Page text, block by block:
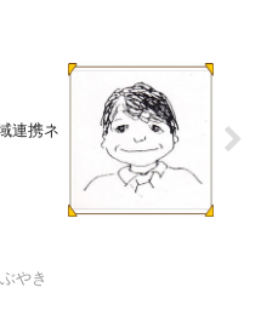
連携ネ
やき